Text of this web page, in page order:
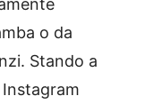
o da
Stando a